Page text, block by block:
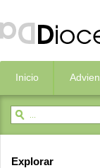
Inicio
Explorar